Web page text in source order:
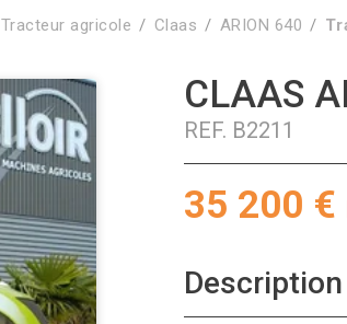
Tracteur agricole Claas ARION 640
CLAAS
REF. B2211
35 200 €